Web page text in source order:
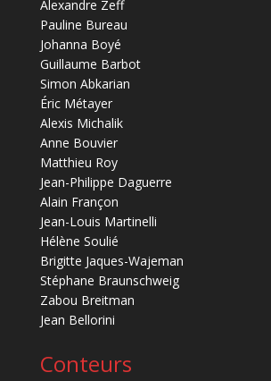
Alexandre Zeff
Pauline Bureau
Johanna Boyé
Guillaume Barbot
Simon Abkarian
Éric Métayer
Alexis Michalik
Anne Bouvier
Matthieu Roy
Jean-Philippe Daguerre
Alain Françon
Jean-Louis Martinelli
Hélène Soulié
Brigitte Jaques-Wajeman
Stéphane Braunschweig
Zabou Breitman
Jean Bellorini
Conteurs